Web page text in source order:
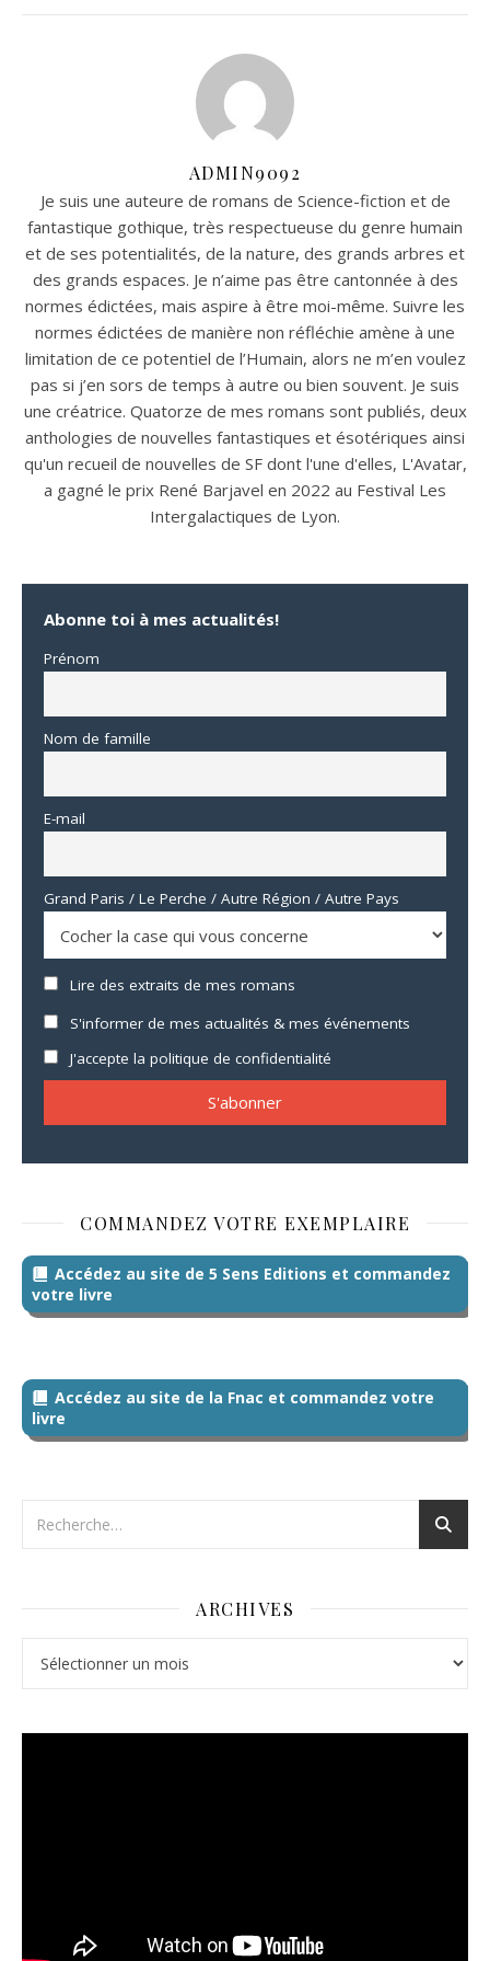
ADMIN9092
Je suis une auteure de romans de Science-fiction et de
fantastique gothique, très respectueuse du genre humain
et de ses potentialités, de la nature, des grands arbres et
des grands espaces. Je n’aime pas être cantonnée à des
normes édictées, mais aspire à être moi-même. Suivre les
normes édictées de manière non réfléchie amène à une
limitation de ce potentiel de l’Humain, alors ne m’en voulez
pas si j’en sors de temps à autre ou bien souvent. Je suis
une créatrice. Quatorze de mes romans sont publiés, deux
anthologies de nouvelles fantastiques et ésotériques ainsi
qu'un recueil de nouvelles de SF dont l'une d'elles, L'Avatar,
a gagné le prix René Barjavel en 2022 au Festival Les
Intergalactiques de Lyon.
Abonne toi à mes actualités!
Prénom
Nom de famille
E-mail
Grand Paris / Le Perche / Autre Région / Autre Pays
Lire des extraits de mes romans
S'informer de mes actualités & mes événements
J'accepte la politique de confidentialité
COMMANDEZ VOTRE EXEMPLAIRE
Accédez au site de 5 Sens Editions et commandez
votre livre
Accédez au site de la Fnac et commandez votre
livre
ARCHIVES